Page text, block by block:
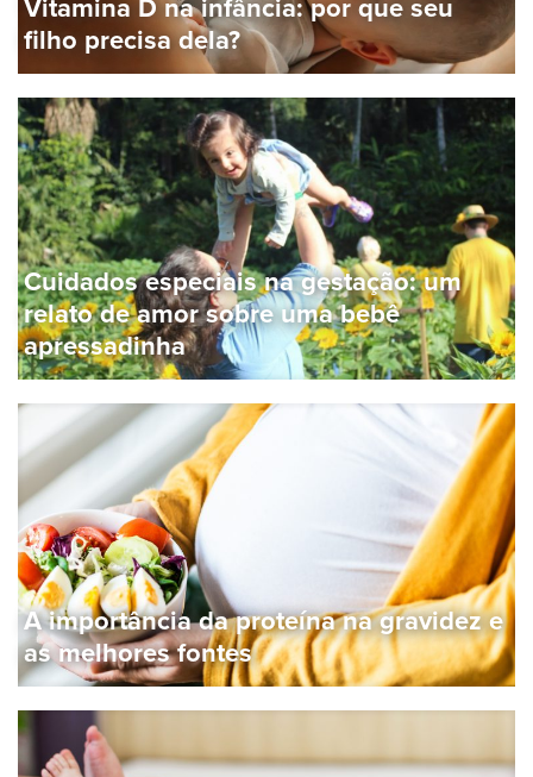
filho precisa dela?
Cuidados especiais na gestação: um
relato de amor sobre uma bebê
apressadinha
A importância da proteína na gravidez e
as melhores fontes